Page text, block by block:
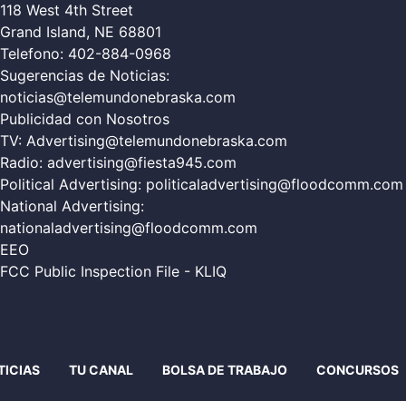
118 West 4th Street
Grand Island, NE 68801
Telefono: 402-884-0968
Sugerencias de Noticias:
noticias@telemundonebraska.com
Publicidad con Nosotros
TV: Advertising@telemundonebraska.com
Radio: advertising@fiesta945.com
Political Advertising: politicaladvertising@floodcomm.com
National Advertising:
nationaladvertising@floodcomm.com
EEO
FCC Public Inspection File - KLIQ
TU CANAL BOLSA DE TRABAJO CONCURSOS